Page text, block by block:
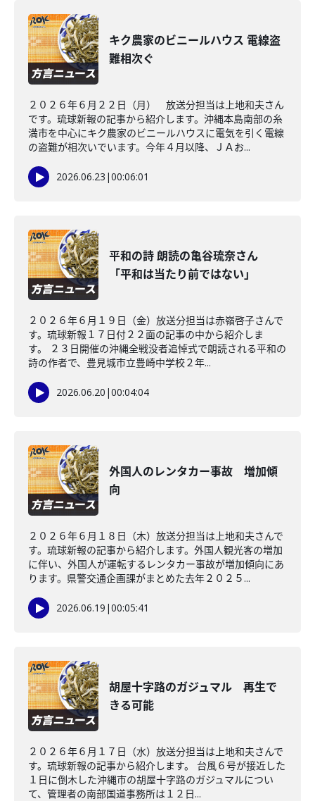
キク農家のビニールハウス 電線盗
難相次ぐ
２０２６年６月２２日（月） 放送分担当は上地和夫さん
です。琉球新報の記事から紹介します。沖縄本島南部の糸
満市を中心にキク農家のビニールハウスに電気を引く電線
の盗難が相次いでいます。今年４月以降、ＪＡお...
2026.06.23 |00:06:01
平和の詩 朗読の亀谷琉奈さん
「平和は当たり前ではない」
２０２６年６月１９日（金）放送分担当は赤嶺啓子さんで
す。琉球新報１７日付２２面の記事の中から紹介しま
す。 ２３日開催の沖縄全戦没者追悼式で朗読される平和の
詩の作者で、豊見城市立豊崎中学校２年...
2026.06.20 |00:04:04
外国人のレンタカー事故 増加傾
向
２０２６年６月１８日（木）放送分担当は上地和夫さんで
す。琉球新報の記事から紹介します。外国人観光客の増加
に伴い、外国人が運転するレンタカー事故が増加傾向にあ
ります。県警交通企画課がまとめた去年２０２５...
2026.06.19 |00:05:41
胡屋十字路のガジュマル 再生で
きる可能
２０２６年６月１７日（水）放送分担当は上地和夫さんで
す。琉球新報の記事から紹介します。 台風６号が接近した
１日に倒木した沖縄市の胡屋十字路のガジュマルについ
て、管理者の南部国道事務所は１２日...